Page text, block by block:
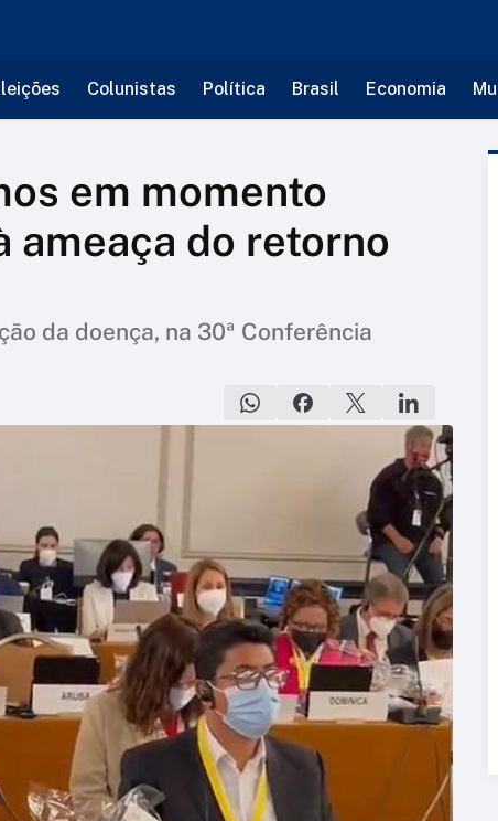
Colunistas Política Brasil Economia
em momento
ameaça do retorno
da doença, na 30ª Conferência